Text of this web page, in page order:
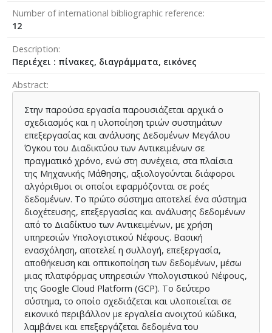
Number of international bibliographic reference
12
Description
Περιέχει : πίνακες, διαγράμματα, εικόνες
Abstract
Στην παρούσα εργασία παρουσιάζεται αρχικά ο
σχεδιασμός και η υλοποίηση τριών συστημάτων
επεξεργασίας και ανάλυσης Δεδομένων Μεγάλου
Όγκου του Διαδικτύου των Αντικειμένων σε
πραγματικό χρόνο, ενώ στη συνέχεια, στα πλαίσια
της Μηχανικής Μάθησης, αξιολογούνται διάφοροι
αλγόριθμοι οι οποίοι εφαρμόζονται σε ροές
δεδομένων. Το πρώτο σύστημα αποτελεί ένα σύστημα
διοχέτευσης, επεξεργασίας και ανάλυσης δεδομένων
από το Διαδίκτυο των Αντικειμένων, με χρήση
υπηρεσιών Υπολογιστικού Νέφους. Βασική
ενασχόληση, αποτελεί η συλλογή, επεξεργασία,
αποθήκευση και οπτικοποίηση των δεδομένων, μέσω
μιας πλατφόρμας υπηρεσιών Υπολογιστικού Νέφους,
της Google Cloud Platform (GCP). Το δεύτερο
σύστημα, το οποίο σχεδιάζεται και υλοποιείται σε
εικονικό περιβάλλον με εργαλεία ανοιχτού κώδικα,
λαμβάνει και επεξεργάζεται δεδομένα του